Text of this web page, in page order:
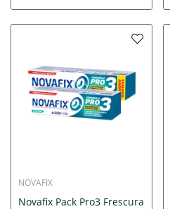
NOVAFIX
Novafix Pack Pro3 Frescura